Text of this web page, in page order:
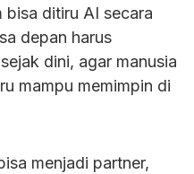
bisa ditiru AI secara
depan harus
dini, agar manusia
mampu memimpin di
menjadi partner,